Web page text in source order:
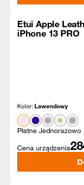
Etui Apple
iPhone 13 PRO
Kolor:Lawendowy
Płatne Jednorazowo
Cena urządzenia